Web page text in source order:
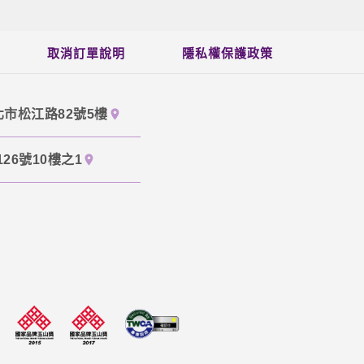
取消訂單說明 隱私權保護政策
市松江路82號5樓
號10樓之1